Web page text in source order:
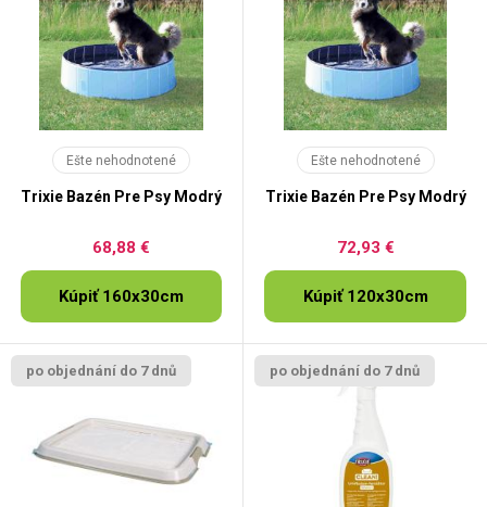
Ešte nehodnotené
Trixie Bazén Pre Psy Modrý
68,88 €
Kúpiť 160x30cm
Ešte nehodnotené
Trixie Bazén Pre Psy Modrý
72,93 €
Kúpiť 120x30cm
po objednání do 7 dnů po objednání do 7 dnů